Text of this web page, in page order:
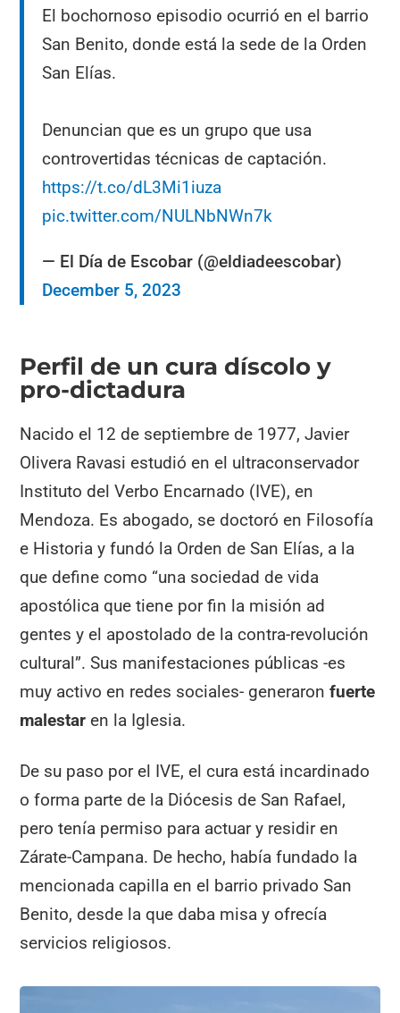
El bochornoso episodio ocurrió en el barrio
San Benito, donde está la sede de la Orden
San Elías.
Denuncian que es un grupo que usa
controvertidas técnicas de captación.
https://t.co/dL3Mi1iuza
pic.twitter.com/NULNbNWn7k
— El Día de Escobar (@eldiadeescobar)
December 5, 2023
Perfil de un cura díscolo y
pro-dictadura
Nacido el 12 de septiembre de 1977, Javier
Olivera Ravasi estudió en el ultraconservador
Instituto del Verbo Encarnado (IVE), en
Mendoza. Es abogado, se doctoró en Filosofía
e Historia y fundó la Orden de San Elías, a la
que define como “una sociedad de vida
apostólica que tiene por fin la misión ad
gentes y el apostolado de la contra-revolución
cultural”. Sus manifestaciones públicas -es
muy activo en redes sociales- generaronfuerte
malestaren la Iglesia.
De su paso por el IVE, el cura está incardinado
o forma parte de la Diócesis de San Rafael,
pero tenía permiso para actuar y residir en
Zárate-Campana. De hecho, había fundado la
mencionada capilla en el barrio privado San
Benito, desde la que daba misa y ofrecía
servicios religiosos.